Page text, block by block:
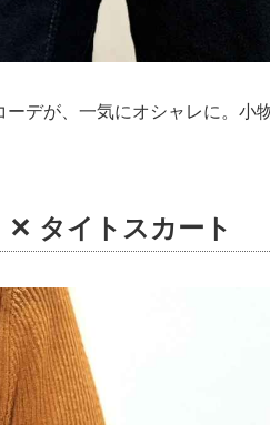
デが、一気にオシャレに。小
タイトスカート